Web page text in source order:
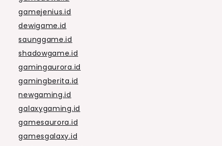
gamejenius.id
dewigame.id
saunggame.id
shadowgame.id
gamingaurora.id
gamingberita.id
newgaming.id
galaxygaming.id
gamesaurora.id
gamesgalaxy.id